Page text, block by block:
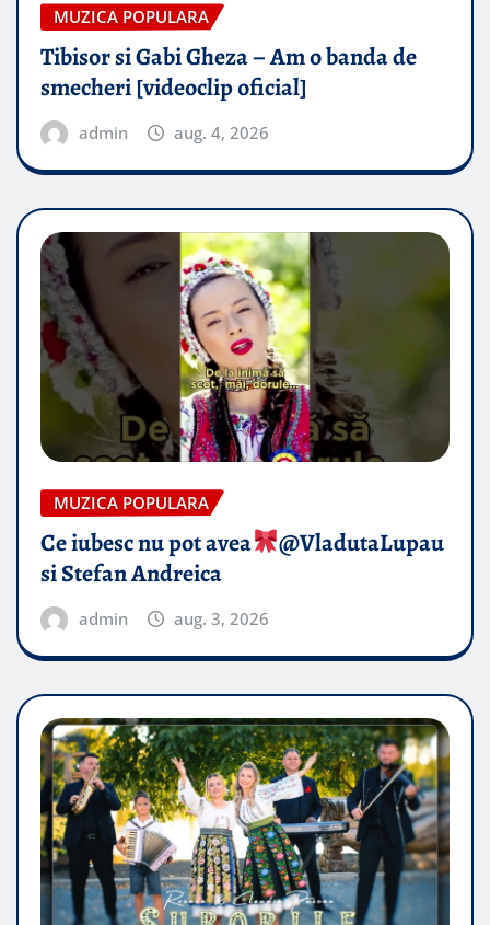
MUZICA POPULARA
Tibisor si Gabi Gheza – Am o banda de
smecheri [videoclip oficial]
admin aug. 4, 2026
MUZICA POPULARA
Ce iubesc nu pot avea
​@VladutaLupau
si Stefan Andreica
admin aug. 3, 2026